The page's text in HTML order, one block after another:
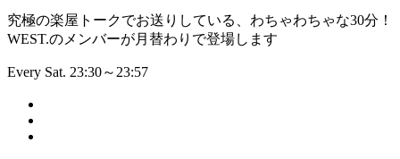
究極の楽屋トークでお送りしている、わちゃわちゃな30分！
WEST.のメンバーが月替わりで登場します
Every Sat. 23:30～23:57